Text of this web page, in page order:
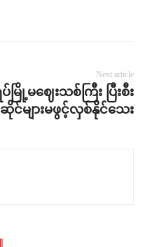
Next article
ြို့မဈေးသစ်ကြီး ပြီးစီး
င်များမဖွင့်လှစ်နိုင်သေး